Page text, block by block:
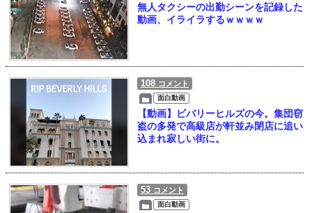
無人タクシーの出勤シーンを記録した
動画、イライラするｗｗｗｗ
108 コメント
面白動画
【動画】ビバリーヒルズの今。集団窃
盗の多発で高級店が軒並み閉店に追い
込まれ寂しい街に。
53 コメント
面白動画